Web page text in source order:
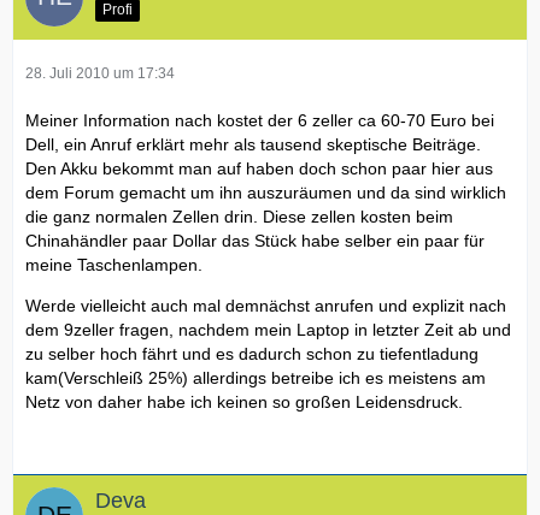
Profi
28. Juli 2010 um 17:34
Meiner Information nach kostet der 6 zeller ca 60-70 Euro bei
Dell, ein Anruf erklärt mehr als tausend skeptische Beiträge.
Den Akku bekommt man auf haben doch schon paar hier aus
dem Forum gemacht um ihn auszuräumen und da sind wirklich
die ganz normalen Zellen drin. Diese zellen kosten beim
Chinahändler paar Dollar das Stück habe selber ein paar für
meine Taschenlampen.
Werde vielleicht auch mal demnächst anrufen und explizit nach
dem 9zeller fragen, nachdem mein Laptop in letzter Zeit ab und
zu selber hoch fährt und es dadurch schon zu tiefentladung
kam(Verschleiß 25%) allerdings betreibe ich es meistens am
Netz von daher habe ich keinen so großen Leidensdruck.
Deva